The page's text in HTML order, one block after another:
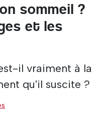
sommeil ?
et les
il vraiment à la
qu'il suscite ?